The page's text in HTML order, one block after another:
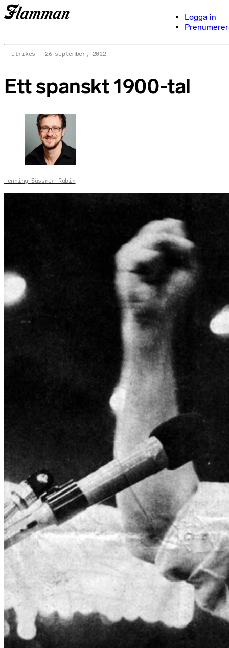
Logga in
Utrikes 26 september, 2012
Ett spanskt 1900-tal
Henning Süssner Rubin